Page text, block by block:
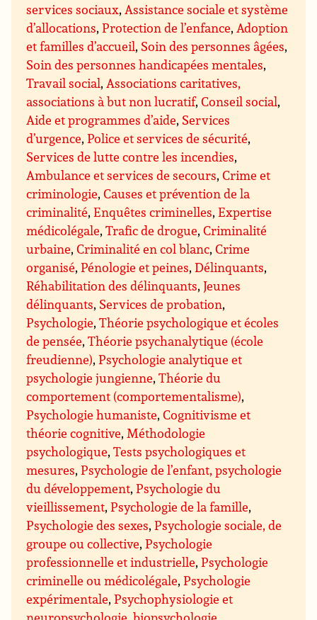
services sociaux,Assistance sociale et système
d’allocations,Protection de l’enfance,Adoption
et familles d’accueil, Soin des personnes âgées,
Soin des personnes handicapées mentales,
Travail social,Associations caritatives,
associations à but non lucratif,Conseil social,
Aide et programmes d’aide, Services
d’urgence,Police et services de sécurité,
Services de lutte contre les incendies,
Ambulance et services de secours,Crime et
criminologie,Causes et prévention de la
criminalité,Enquêtes criminelles,Expertise
médicolégale,Trafic de drogue,Criminalité
urbaine,Criminalité en col blanc,Crime
organisé,Pénologie et peines,Délinquants,
Réhabilitation des délinquants,Jeunes
délinquants, Services de probation,
Psychologie,Théorie psychologique et écoles
de pensée,Théorie psychanalytique (école
freudienne),Psychologie analytique et
psychologie jungienne,Théorie du
comportement (comportementalisme),
Psychologie humaniste,Cognitivisme et
théorie cognitive,Méthodologie
psychologique,Tests psychologiques et
mesures,Psychologie de l’enfant, psychologie
du développement,Psychologie du
vieillissement,Psychologie de la famille,
Psychologie des sexes,Psychologie sociale, de
groupe ou collective,Psychologie
professionnelle et industrielle,Psychologie
criminelle ou médicolégale,Psychologie
expérimentale,Psychophysiologie et